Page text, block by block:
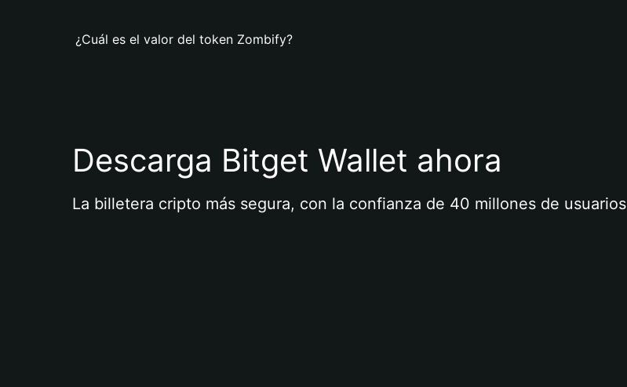
¿Cuál es el valor del token Zombify?
Descarga Bitget Wallet ahora
La billetera cripto más segura, con la confianza de 40 millones de usuarios